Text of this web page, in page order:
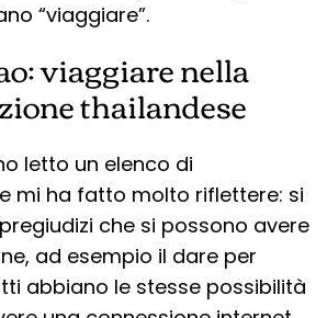
“viaggiare”.
viaggiare nella
thailandese
letto un elenco di
mi ha fatto molto riflettere: si
che si possono avere
ad esempio il dare per
abbiano le stesse possibilità